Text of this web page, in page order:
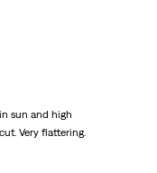
sun and high
Very flattering.